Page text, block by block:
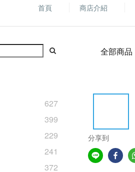
首頁 商店介紹
627
399
229
241
372
全部商品
分享到